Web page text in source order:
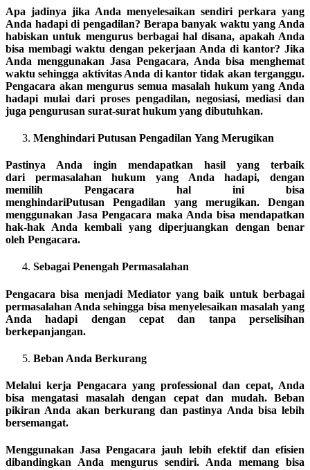
Apa jadinya jika Anda menyelesaikan sendiri perkara yang
Anda hadapi di pengadilan? Berapa banyak waktu yang Anda
habiskan untuk mengurus berbagai hal disana, apakah Anda
bisa membagi waktu dengan pekerjaan Anda di kantor? Jika
Anda menggunakan Jasa Pengacara, Anda bisa menghemat
waktu sehingga aktivitas Anda di kantor tidak akan terganggu.
Pengacara akan mengurus semua masalah hukum yang Anda
hadapi mulai dari proses pengadilan, negosiasi, mediasi dan
juga pengurusan surat-surat hukum yang dibutuhkan.
Menghindari Putusan Pengadilan Yang Merugikan
Pastinya Anda ingin mendapatkan hasil yang terbaik
dari permasalahan hukum yang Anda hadapi, dengan
memilih Pengacara hal ini bisa
menghindariPutusan Pengadilan yang merugikan. Dengan
menggunakan Jasa Pengacara maka Anda bisa mendapatkan
hak-hak Anda kembali yang diperjuangkan dengan benar
oleh Pengacara.
Sebagai Penengah Permasalahan
Pengacara bisa menjadi Mediator yang baik untuk berbagai
permasalahan Anda sehingga bisa menyelesaikan masalah yang
Anda hadapi dengan cepat dan tanpa perselisihan
berkepanjangan.
Beban Anda Berkurang
Melalui kerja Pengacara yang professional dan cepat, Anda
bisa mengatasi masalah dengan cepat dan mudah. Beban
pikiran Anda akan berkurang dan pastinya Anda bisa lebih
bersemangat.
Menggunakan Jasa Pengacara jauh lebih efektif dan efisien
dibandingkan Anda mengurus sendiri. Anda memang bisa